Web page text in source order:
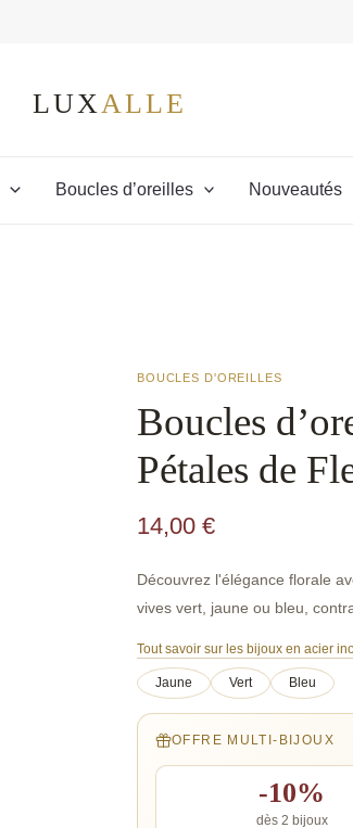
Boucles d’oreilles Nouveautés
BOUCLES D'OREILLES
Boucles
Pétales de
14,00 €
Découvrez l'élégance florale
vives vert, jaune ou bleu,
Tout savoir sur les bijoux en acier
Jaune Vert Bleu
OFFRE MULTI-BIJOUX
-10%
dès 2 bijoux